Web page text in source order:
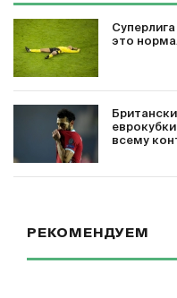
это
всему
РЕКОМЕНДУЕМ